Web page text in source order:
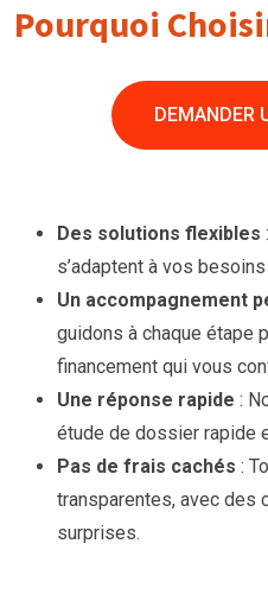
Pourquoi
DEMANDER
Des solutions flexibles
s’adaptent à vos
Un accompagnement
guidons à chaque étape
financement qui vous
Une réponse rapide :
étude de dossier rapide
Pas de frais cachés :
transparentes, avec des
surprises.